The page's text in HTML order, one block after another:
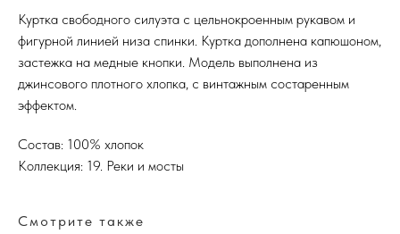
Куртка свободного силуэта с цельнокроенным рукавом и
фигурной линией низа спинки. Куртка дополнена капюшоном,
застежка на медные кнопки. Модель выполнена из
джинсового плотного хлопка, с винтажным состаренным
эффектом.
Состав: 100% хлопок
Коллекция: 19. Реки и мосты
Смотрите также